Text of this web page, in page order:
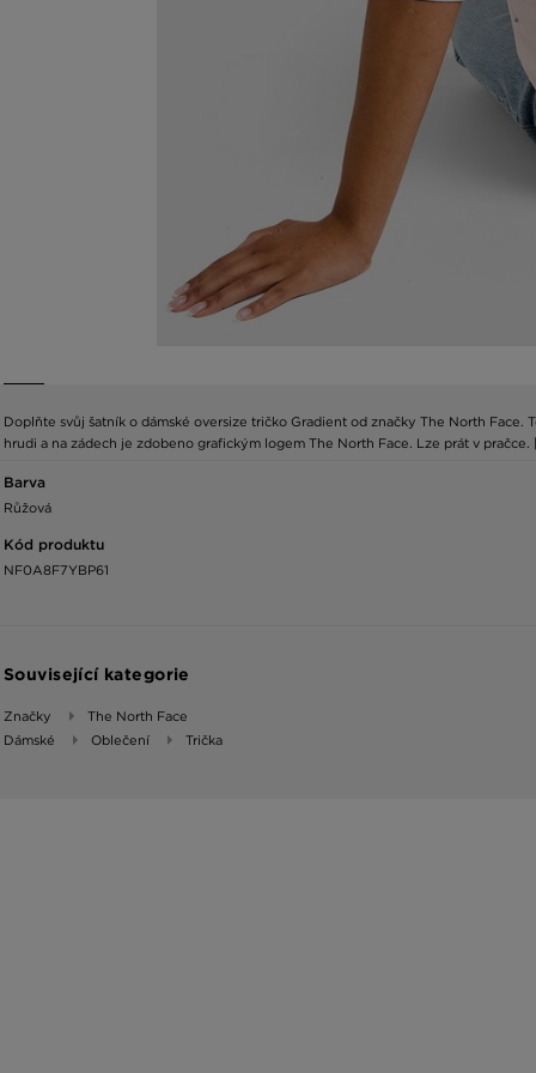
Doplňte svůj šatník o dámské oversize tričko Gradient od značky The North
hrudi a na zádech je zdobeno grafickým logem The North Face. Lze prát v pračce.
Barva
Růžová
Kód produktu
NF0A8F7YBP61
Související kategorie
Značky
The North Face
Dámské
Oblečení Trička